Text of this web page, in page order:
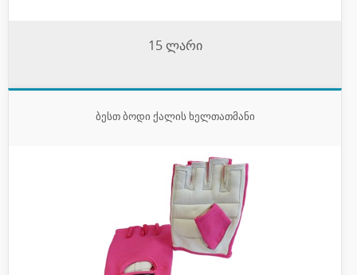
15 ლარი
ბესთ ბოდი ქალის ხელთათმანი